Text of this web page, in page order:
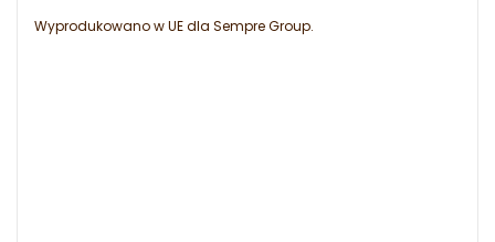
Wyprodukowano w UE dla Sempre Group.